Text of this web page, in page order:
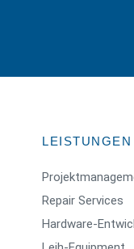
LEISTUNGEN
Repair Services
Hardware-